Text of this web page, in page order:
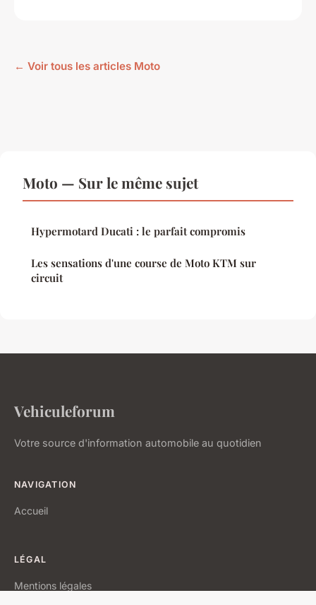
← Voir tous les articles Moto
Moto — Sur le même sujet
Hypermotard Ducati : le parfait compromis
Les sensations d'une course de Moto KTM sur
circuit
Vehiculeforum
Votre source d'information automobile au quotidien
NAVIGATION
Accueil
LÉGAL
Mentions légales